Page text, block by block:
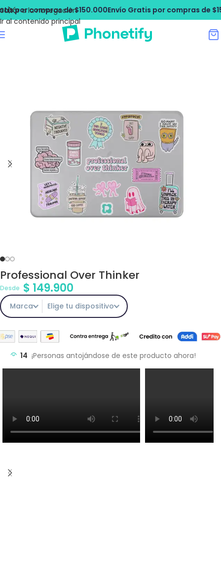
Saltar a la navegación
Ir al contenido principal
por compras de $150.000Envío Gratis por compras de
Professional Over Thinker
Desde $ 149.900
Marca Elige tu dispositivo
14 ¡Personas antojándose de este producto ahora!